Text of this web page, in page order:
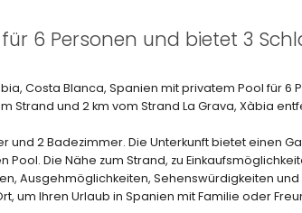
6 Personen und bietet 3
Costa Blanca, Spanien mit privatem Pool für 6
Strand und 2 km vom Strand La Grava, Xàbia
und 2 Badezimmer. Die Unterkunft bietet einen
Die Nähe zum Strand, zu
Ausgehmöglichkeiten, Sehenswürdigkeiten
um Ihren Urlaub in Spanien mit Familie oder